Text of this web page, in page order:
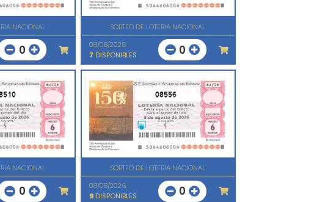
NACIONAL
0
SORTEO DE LOTERIA NACIONAL
08/08/2026
7 DISPONIBLES 0
NACIONAL
0
08556
SORTEO DE LOTERIA NACIONAL
08/08/2026
9DISPONIBLES 0